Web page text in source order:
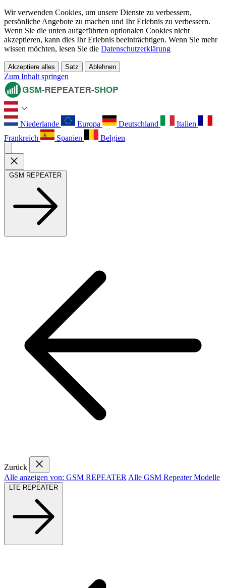
Wir verwenden Cookies, um unsere Dienste zu verbessern,
persönliche Angebote zu machen und Ihr Erlebnis zu verbessern.
Wenn Sie die unten aufgeführten optionalen Cookies nicht
akzeptieren, kann dies Ihr Erlebnis beeinträchtigen. Wenn Sie mehr
wissen möchten, lesen Sie die Datenschutzerklärung
Akzeptiere alles Satz Ablehnen
Zum Inhalt springen
Niederlande Europa Deutschland
Italien
Frankreich
Spanien Belgien
GSM REPEATER
Zurück
Alle anzeigen von: GSM REPEATER Alle GSM Repeater Modelle
LTE REPEATER